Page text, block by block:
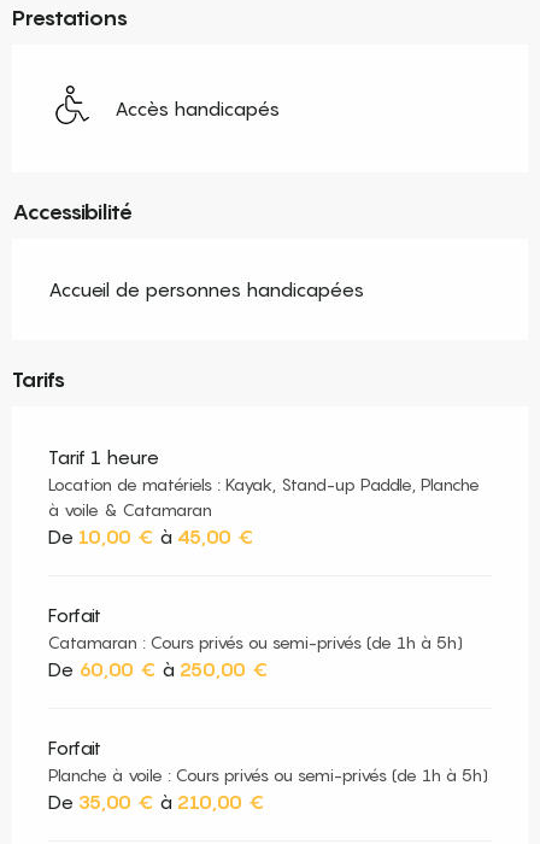
Prestations
Accès handicapés
Accessibilité
Accueil de personnes handicapées
Tarifs
Tarif 1 heure
Location de matériels : Kayak, Stand-up Paddle, Planche
à voile & Catamaran
De 10,00 € à 45,00 €
Forfait
Catamaran : Cours privés ou semi-privés (de 1h à 5h)
De 60,00 € à 250,00 €
Forfait
Planche à voile : Cours privés ou semi-privés (de 1h à 5h)
De 35,00 € à 210,00 €